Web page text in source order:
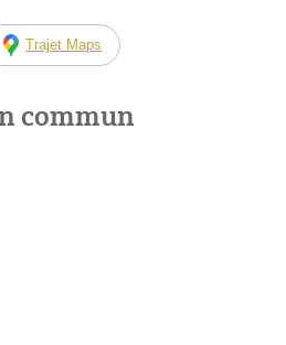
Trajet Maps
commun